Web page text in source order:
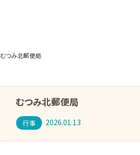
むつみ北郵便局
むつみ北郵便局
行事 2026.01.13